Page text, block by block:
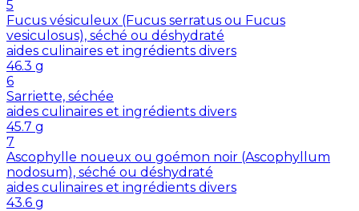
5
Fucus vésiculeux (Fucus serratus ou Fucus
vesiculosus), séché ou déshydraté
aides culinaires et ingrédients divers
46.3 g
6
Sarriette, séchée
aides culinaires et ingrédients divers
45.7 g
7
Ascophylle noueux ou goémon noir (Ascophyllum
nodosum), séché ou déshydraté
aides culinaires et ingrédients divers
43.6 g